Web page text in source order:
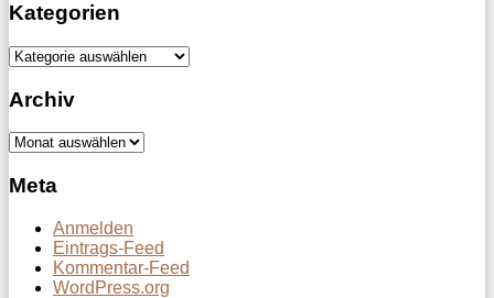
Kategorien
Kategorien
Archiv
Archiv
Meta
Anmelden
Eintrags-Feed
Kommentar-Feed
WordPress.org